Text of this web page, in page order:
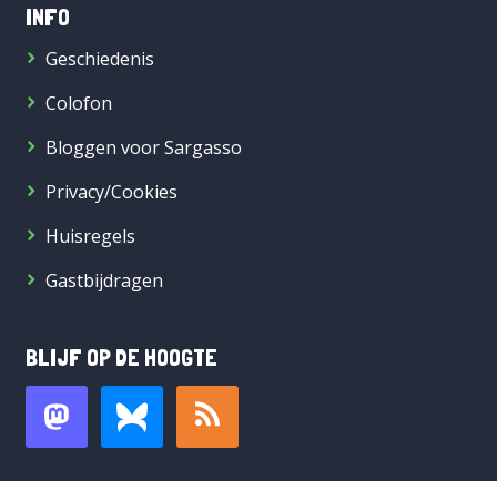
INFO
Geschiedenis
Colofon
Bloggen voor Sargasso
Privacy/Cookies
Huisregels
Gastbijdragen
BLIJF OP DE HOOGTE